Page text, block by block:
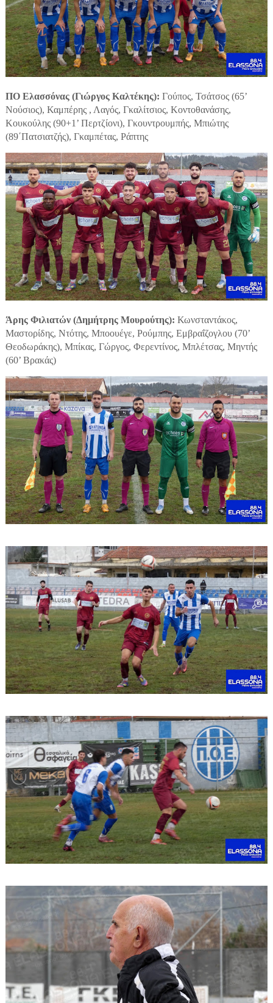
ΠΟ Ελασσόνας (Γιώργος Καλτέκης): Γούπος, Τσάτσος (65’
Νούσιος), Καμπέρης , Λαγός, Γκαλίτσιος, Κοντοθανάσης,
Κουκούλης (90+1’ Περτζίονι), Γκουντρουμπής, Μπιώτης
(89΄Πατσιατζής), Γκαμπέτας, Ράπτης
Άρης Φιλιατών (Δημήτρης Μουρούτης): Κωνσταντάκος,
Μαστορίδης, Ντότης, Μποουέγε, Ρούμπης, Εμβραΐζογλου (70’
Θεοδωράκης), Μπίκας, Γώργος, Φερεντίνος, Μπλέτσας, Μηντής
(60’ Βρακάς)